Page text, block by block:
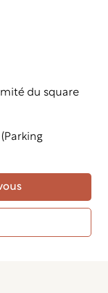
du square